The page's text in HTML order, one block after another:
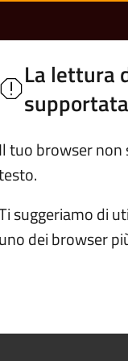
Servizi
e stato civile
La lettura
supportata
Il tuo browser
suggeriamo di
uno dei browser